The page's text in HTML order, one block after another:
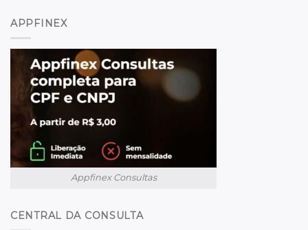
APPFINEX
Appfinex Consultas
CENTRAL DA CONSULTA